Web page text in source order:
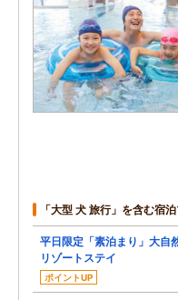
「大型 犬 旅行」を含む宿
平日限定「素泊まり」大自
リゾートステイ
ポイントUP